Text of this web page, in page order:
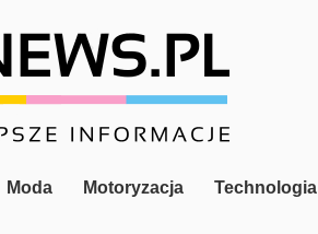
Moda Motoryzacja Technologia